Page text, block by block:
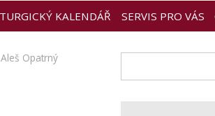
KALENDÁŘ SERVIS PRO VÁS
Aleš Opatrný